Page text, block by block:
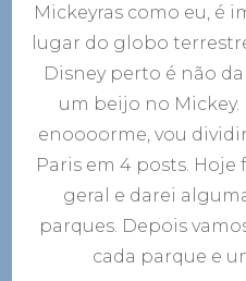
Mickeyras como eu, é
lugar do globo
Disney perto é não
um beijo no Mickey.
enoooorme, vou
Paris em 4 posts.
geral e darei
parques. Depois
cada parque e